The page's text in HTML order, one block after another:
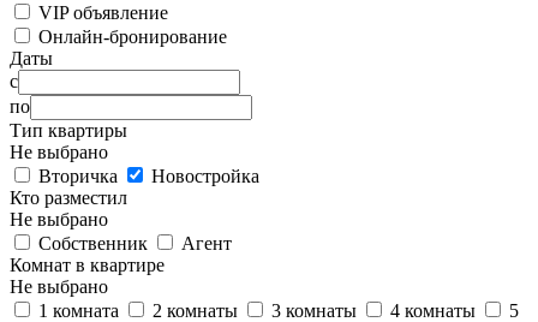
VIP объявление
Онлайн-бронирование
Даты
с
по
Тип квартиры
Не выбрано
Вторичка
Новостройка
Кто разместил
Не выбрано
Собственник
Агент
Комнат в квартире
Не выбрано
1 комната
2 комнаты 3 комнаты 4 комнаты
5